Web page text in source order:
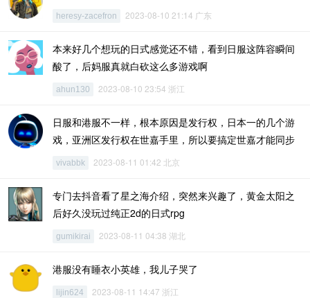
heresy-zacefron 2023-08-10 21:14 广东
本来好几个想玩的日式感觉还不错，看到日服这阵容瞬间
酸了，后妈服真就白砍这么多游戏啊
ahun130 2023-08-10 23:54 浙江
日服和港服不一样，根本原因是发行权，日本一的几个游
戏，亚洲区发行权在世嘉手里，所以要搞定世嘉才能同步
vivabbk 2023-08-11 01:42 北京
专门去抖音看了星之海介绍，突然来兴趣了，黄金太阳之
后好久没玩过纯正2d的日式rpg
gumikirai 2023-08-11 04:38 湖北
港服没有睡衣小英雄，我儿子哭了
lijin624 2023-08-11 14:47 浙江